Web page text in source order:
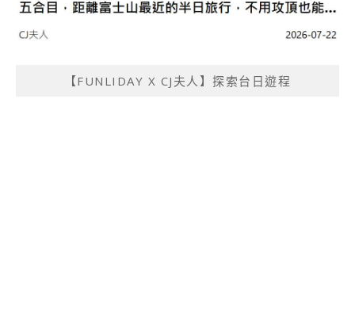
【FUNLIDAY X CJ夫人】探索台日遊程